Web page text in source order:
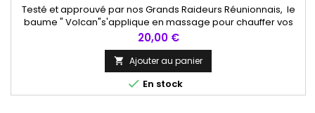
Testé et approuvé par nos Grands Raideurs Réunionnais, le
baume " Volcan"s'applique en massage pour chauffer vos
muscles et articulations tout en douceur.s
Prix
20,00 €
 Ajouter au panier
 En stock